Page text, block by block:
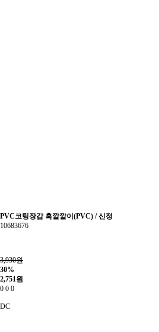
PVC코팅장갑 흑깔깔이(PVC) / 신정
10683676
3,930원
30%
2,751원
0 0 0
DC